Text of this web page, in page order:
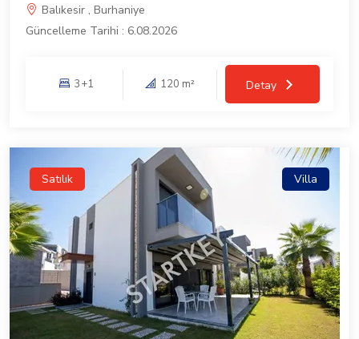
Balıkesir , Burhaniye
Güncelleme Tarihi : 6.08.2026
3+1 120 m² Detay
Satılık Villa